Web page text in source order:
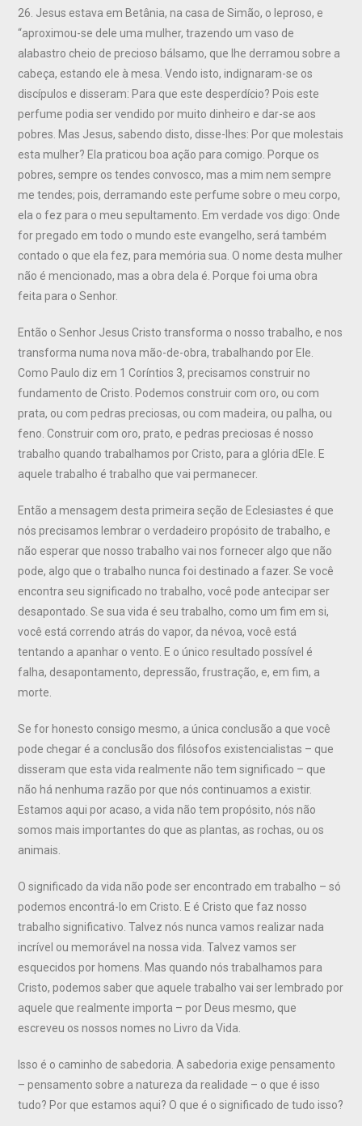
26. Jesus estava em Betânia, na casa de Simão, o leproso, e
“aproximou-se dele uma mulher, trazendo um vaso de
alabastro cheio de precioso bálsamo, que lhe derramou sobre a
cabeça, estando ele à mesa. Vendo isto, indignaram-se os
discípulos e disseram: Para que este desperdício? Pois este
perfume podia ser vendido por muito dinheiro e dar-se aos
pobres. Mas Jesus, sabendo disto, disse-lhes: Por que molestais
esta mulher? Ela praticou boa ação para comigo. Porque os
pobres, sempre os tendes convosco, mas a mim nem sempre
me tendes; pois, derramando este perfume sobre o meu corpo,
ela o fez para o meu sepultamento. Em verdade vos digo: Onde
for pregado em todo o mundo este evangelho, será também
contado o que ela fez, para memória sua. O nome desta mulher
não é mencionado, mas a obra dela é. Porque foi uma obra
feita para o Senhor.
Então o Senhor Jesus Cristo transforma o nosso trabalho, e nos
transforma numa nova mão-de-obra, trabalhando por Ele.
Como Paulo diz em 1 Coríntios 3, precisamos construir no
fundamento de Cristo. Podemos construir com oro, ou com
prata, ou com pedras preciosas, ou com madeira, ou palha, ou
feno. Construir com oro, prato, e pedras preciosas é nosso
trabalho quando trabalhamos por Cristo, para a glória dEle. E
aquele trabalho é trabalho que vai permanecer.
Então a mensagem desta primeira seção de Eclesiastes é que
nós precisamos lembrar o verdadeiro propósito de trabalho, e
não esperar que nosso trabalho vai nos fornecer algo que não
pode, algo que o trabalho nunca foi destinado a fazer. Se você
encontra seu significado no trabalho, você pode antecipar ser
desapontado. Se sua vida é seu trabalho, como um fim em si,
você está correndo atrás do vapor, da névoa, você está
tentando a apanhar o vento. E o único resultado possível é
falha, desapontamento, depressão, frustração, e, em fim, a
morte.
Se for honesto consigo mesmo, a única conclusão a que você
pode chegar é a conclusão dos filósofos existencialistas – que
disseram que esta vida realmente não tem significado – que
não há nenhuma razão por que nós continuamos a existir.
Estamos aqui por acaso, a vida não tem propósito, nós não
somos mais importantes do que as plantas, as rochas, ou os
animais.
O significado da vida não pode ser encontrado em trabalho – só
podemos encontrá-lo em Cristo. E é Cristo que faz nosso
trabalho significativo. Talvez nós nunca vamos realizar nada
incrível ou memorável na nossa vida. Talvez vamos ser
esquecidos por homens. Mas quando nós trabalhamos para
Cristo, podemos saber que aquele trabalho vai ser lembrado por
aquele que realmente importa – por Deus mesmo, que
escreveu os nossos nomes no Livro da Vida.
Isso é o caminho de sabedoria. A sabedoria exige pensamento
– pensamento sobre a natureza da realidade – o que é isso
tudo? Por que estamos aqui? O que é o significado de tudo isso?